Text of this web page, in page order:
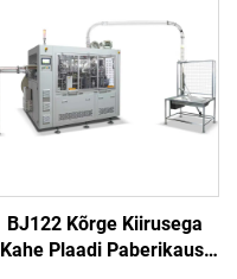
BJ122 Kõrge Kiirusega
Kahe Plaadi Paberikausi